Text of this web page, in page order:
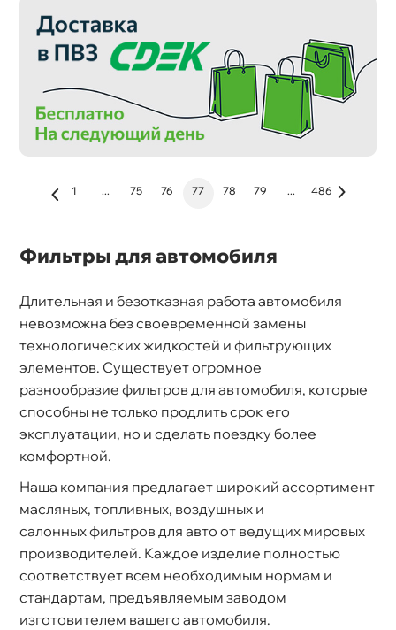
1 ... 75 76 77 78 79 ... 486
Фильтры для автомобиля
Длительная и безотказная работа автомобиля
невозможна без своевременной замены
технологических жидкостей и фильтрующих
элементов. Существует огромное
разнообразие фильтров для автомобиля, которые
способны не только продлить срок его
эксплуатации, но и сделать поездку более
комфортной.
Наша компания предлагает широкий ассортимент
масляных, топливных, воздушных и
салонных фильтров для авто от ведущих мировых
производителей. Каждое изделие полностью
соответствует всем необходимым нормам и
стандартам, предъявляемым заводом
изготовителем вашего автомобиля.